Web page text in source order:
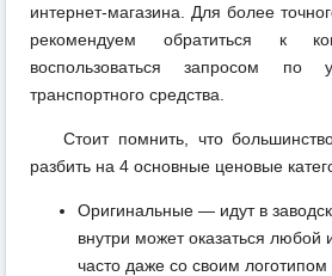
интернет-магазина. Для более
рекомендуем обратиться к
воспользоваться запросом по
транспортного средства.
Стоит помнить, что
разбить на 4 основные ценовые
Оригинальные — идут в
внутри может оказаться любой
часто даже со своим